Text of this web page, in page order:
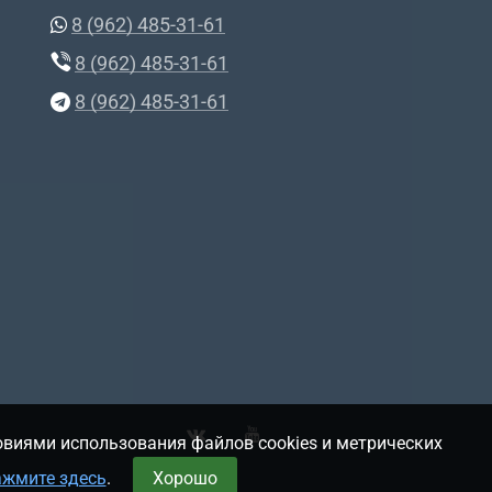
8 (962) 485-31-61
8 (962) 485-31-61
8 (962) 485-31-61
использования файлов cookies и метрических
здесь. Хорошо